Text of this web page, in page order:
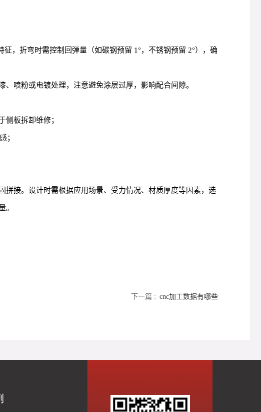
，折弯时需控制回弹量（如碳钢预留 1°，不锈钢预留 2°），确
喷粉或电镀处理，注意避免涂层过厚，影响配合间隙。
侧板拆卸维修；
；
接。设计时需根据应用场景、受力情况、材质厚度等因素，选
。
下一篇 : cnc加工数据有哪些